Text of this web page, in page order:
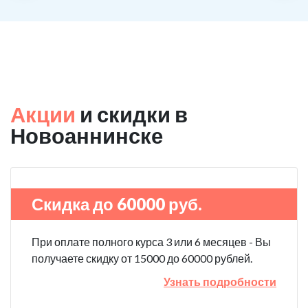
Акции и скидки в
Новоаннинске
Скидка до 60000 руб.
При оплате полного курса 3 или 6 месяцев - Вы
получаете скидку от 15000 до 60000 рублей.
Узнать подробности